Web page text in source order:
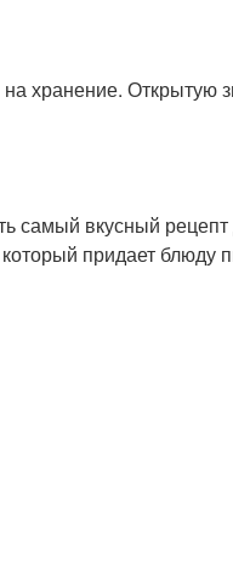
хранение. Открытую
самый вкусный
придает блюду